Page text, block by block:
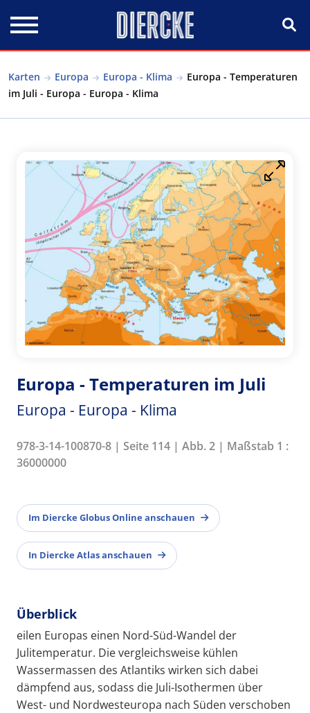
Karten Europa Europa - Klima
Europa - Temperaturen
im Juli - Europa - Europa - Klima
Europa - Temperaturen im Juli
Europa - Europa - Klima
978-3-14-100870-8 | Seite 114 | Abb. 2 | Maßstab 1 :
36000000
Im Diercke Globus Online anschauen
In Diercke Atlas anschauen
Überblick
eilen Europas einen Nord-Süd-Wandel der
Julitemperatur. Die vergleichsweise kühlen
Wassermassen des Atlantiks wirken sich dabei
dämpfend aus, sodass die Juli-Isothermen über
West- und Nordwesteuropa nach Süden verschoben